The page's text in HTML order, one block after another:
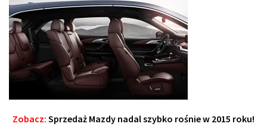
Zobacz: Sprzedaż Mazdy nadal szybko rośnie w 2015 roku!